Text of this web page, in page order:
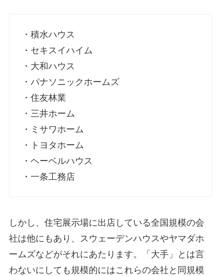
・積水ハウス
・セキスイハイム
・大和ハウス
・パナソニックホームズ
・住友林業
・三井ホーム
・ミサワホーム
・トヨタホーム
・ヘーベルハウス
・一条工務店
しかし、住宅展示場に出店している全国規模の会
社は他にもあり、スウェーデンハウスやヤマダホ
ームズなどがそれにあたります。「大手」とは言
わないにしても規模的にはこれらの会社と同規模